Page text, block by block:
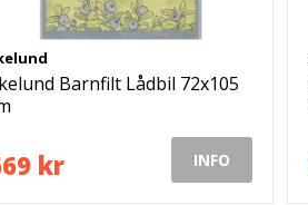
Barnfilt Lådbil 72x105
kr INFO